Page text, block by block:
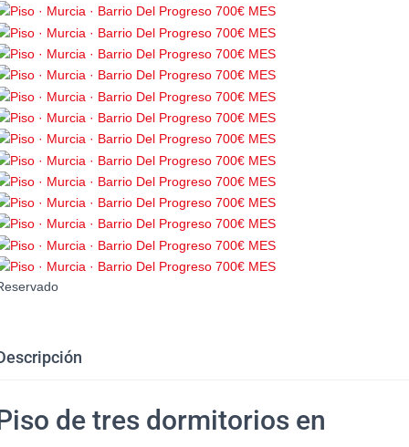
de tres dormitorios en